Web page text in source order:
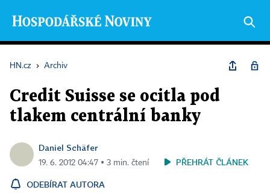
HN.cz › Archiv
Credit Suisse se ocitla pod
tlakem centrální banky
Daniel Schäfer
19. 6. 2012 04:47 ▪ 3 min. čtení PŘEHRÁT ČLÁNEK
ODEBÍRAT AUTORA